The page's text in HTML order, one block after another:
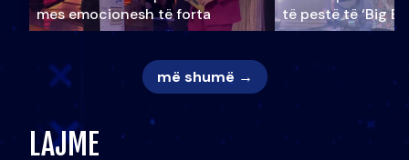
mes emocionesh të forta
të pestë të ‘Big
më shumë →
LAJME